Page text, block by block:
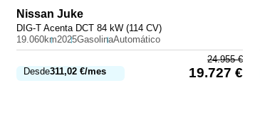
Nissan Juke
DIG-T Acenta DCT 84 kW (114 CV)
19.060km2025GasolinaAutomático
Desde311,02 €/mes
24.955€
19.727 €